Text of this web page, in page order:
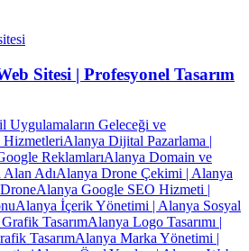
Sitesi | Profesyonel Tasarım
Uygulamaların Geleceği ve
Alanya Dijital Pazarlama |
ReklamlarıAlanya Domain ve
Alan AdıAlanya Drone Çekimi | Alanya
Alanya Google SEO Hizmeti |
Alanya İçerik Yönetimi | Alanya Sosyal
TasarımAlanya Logo Tasarımı |
TasarımAlanya Marka Yönetimi |